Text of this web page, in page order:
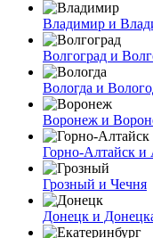
Владимир и
Волгоград и
Вологда и
Воронеж и
Горно-Алтайск и
Грозный и Чечня
Донецк и